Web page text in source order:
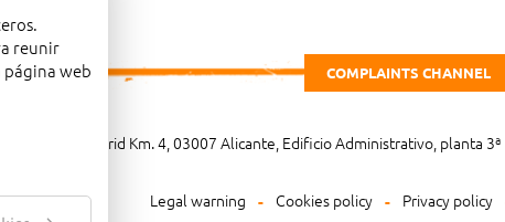
COMPLAINTS CHANNEL
Carretera de Madrid Km. 4, 03007 Alicante, Edificio Administrativo, planta 3ª
Legal warning Cookies policy Privacy policy
reunir
página web